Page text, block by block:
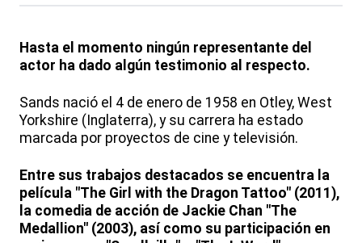
Hasta el momento ningún representante del
actor ha dado algún testimonio al respecto.
Sands nació el 4 de enero de 1958 en Otley, West
Yorkshire (Inglaterra), y su carrera ha estado
marcada por proyectos de cine y televisión.
Entre sus trabajos destacados se encuentra la
película "The Girl with the Dragon Tattoo" (2011),
la comedia de acción de Jackie Chan "The
Medallion" (2003), así como su participación en